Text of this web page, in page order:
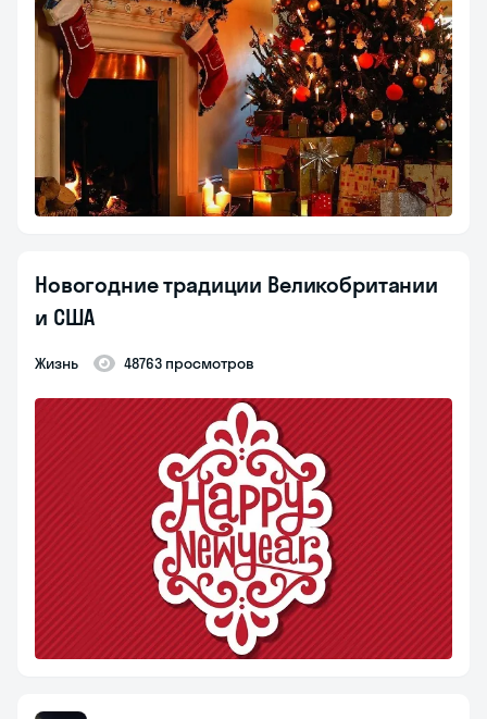
Новогодние традиции Великобритании
и США
Жизнь 48763 просмотров